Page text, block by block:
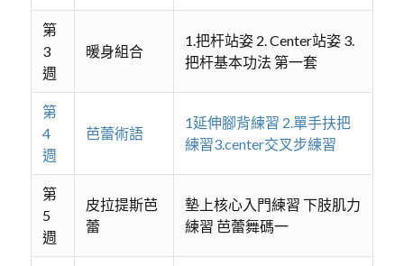
第
3
週
暖身組合
1.把杆站姿 2. Center站姿 3.
把杆基本功法 第一套
第
4
週
芭蕾術語
1延伸腳背練習 2.單手扶把
練習3.center交叉步練習
第
5
週
皮拉提斯芭
蕾
墊上核心入門練習 下肢肌力
練習 芭蕾舞碼一